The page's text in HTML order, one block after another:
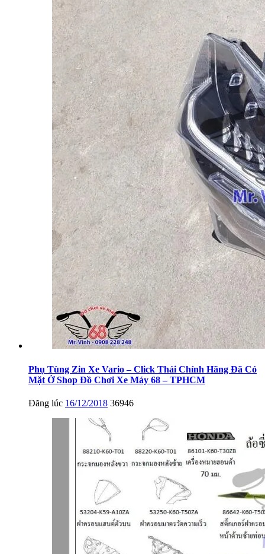
Phụ Tùng Zin Xe Vario – Click Thái Chính Hãng Đã Có
Mặt Ở Shop Đồ Chơi Xe Máy 68 – TPHCM
Đăng lúc 16/12/2018 36946